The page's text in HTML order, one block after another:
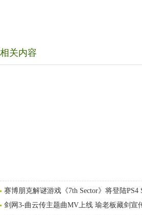
相关内容
赛博朋克解谜游戏《7th Sector》将登陆PS4
剑网3-曲云传主题曲MV上线 瑜老板藏剑宣